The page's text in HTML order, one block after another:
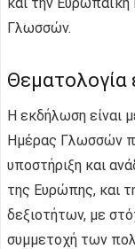
Γλωσσών.
Η εκδήλωση είναι
Ημέρας Γλωσσών
υποστήριξη και
της Ευρώπης, και
δεξιοτήτων, με
συμμετοχή των